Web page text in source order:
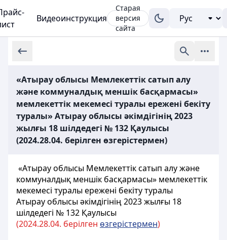
Видеоинструкция
Старая
версия
сайта
«Атырау облысы Мемлекеттік сатып алу
және коммуналдық меншік басқармасы»
мемлекеттік мекемесі туралы ережені бекіту
туралы» Атырау облысы әкімдігінің 2023
жылғы 18 шілдедегі № 132 Қаулысы
(2024.28.04. берілген өзгерістермен)
«Атырау облысы Мемлекеттік сатып алу және
коммуналдық меншік басқармасы» мемлекеттік
мекемесі туралы ережені бекіту туралы
Атырау облысы әкімдігінің 2023 жылғы 18
шілдедегі № 132 Қаулысы
(2024.28.04. берілген өзгерістермен)